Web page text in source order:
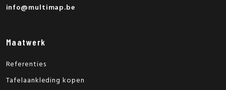
info@multimap.be
Maatwerk
Referenties
Tafelaankleding kopen